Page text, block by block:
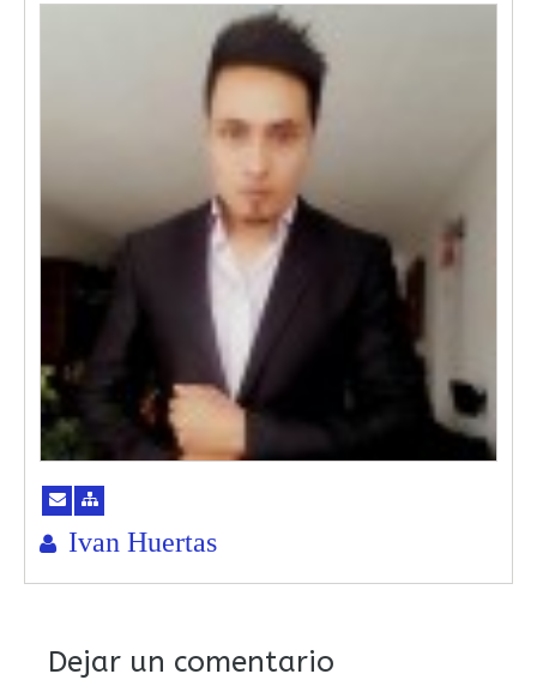
Ivan Huertas
Dejar un comentario